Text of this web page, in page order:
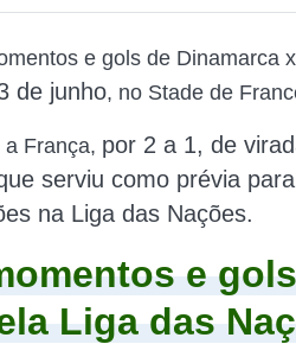
e gols de Dinamarca
de junho, no Stade de
França, por 2 a 1, de
serviu como prévia
na Liga das Nações.
e
Liga das